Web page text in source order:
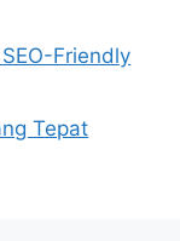
Friendly
Tepat